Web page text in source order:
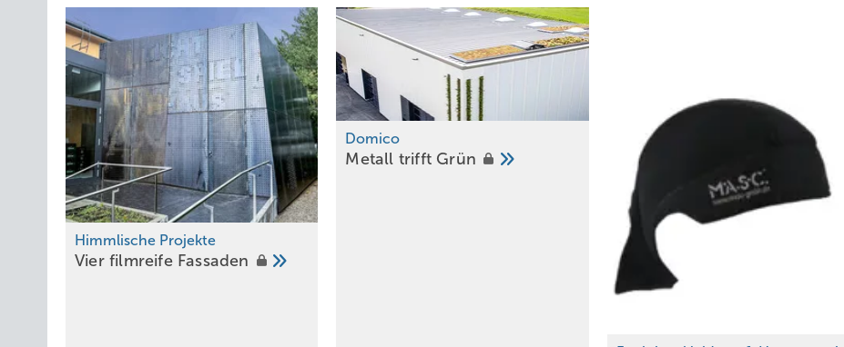
Himmlische Projekte
Vier filmreife Fassaden
Domico
Metall trifft Grün